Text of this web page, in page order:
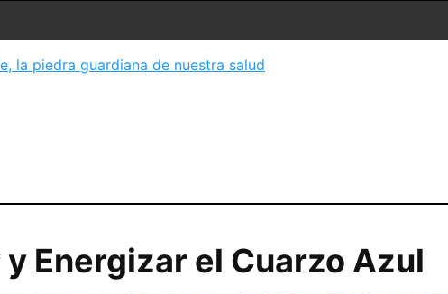
la piedra guardiana de nuestra salud
Energizar el Cuarzo Azul